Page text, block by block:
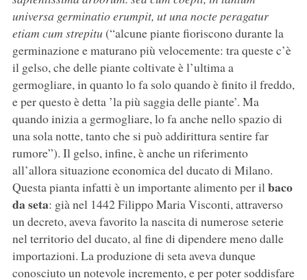
universa germinatio erumpit, ut una nocte peragatur
etiam cum strepitu (“alcune piante fioriscono durante la
germinazione e maturano più velocemente: tra queste c’è
il gelso, che delle piante coltivate è l’ultima a
germogliare, in quanto lo fa solo quando è finito il freddo,
e per questo è detta ’la più saggia delle piante’. Ma
quando inizia a germogliare, lo fa anche nello spazio di
una sola notte, tanto che si può addirittura sentire far
rumore”). Il gelso, infine, è anche un riferimento
all’allora situazione economica del ducato di Milano.
Questa pianta infatti è un importante alimento per ilbaco
da seta: già nel 1442 Filippo Maria Visconti, attraverso
un decreto, aveva favorito la nascita di numerose seterie
nel territorio del ducato, al fine di dipendere meno dalle
importazioni. La produzione di seta aveva dunque
conosciuto un notevole incremento, e per poter soddisfare